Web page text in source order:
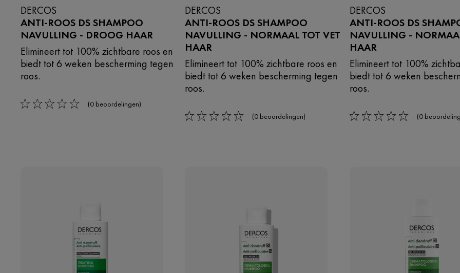
DERCOS
ANTI-ROOS DS SHAMPOO
NAVULLING - DROOG HAAR
Elimineert tot 100% zichtbare roos en
biedt tot 6 weken bescherming tegen
roos.
0/5 (0 beoordelingen)
DERCOS
ANTI-ROOS DS SHAMPOO
NAVULLING - NORMAAL TOT VET
HAAR
Elimineert tot 100% zichtbare roos en
biedt tot 6 weken bescherming tegen
roos.
0/5 (0 beoordelingen)
DERCOS
ANTI-ROOS DS
NAVULLING -
HAAR
Elimineert tot 100%
biedt tot 6 weken
roos.
0/5 (0